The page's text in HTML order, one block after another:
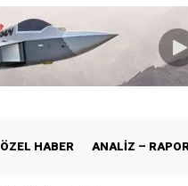
ÖZEL HABER ANALIZ –